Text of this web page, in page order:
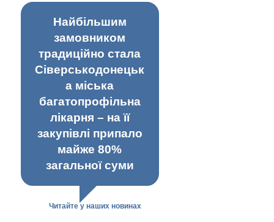
Найбільшим
замовником
традиційно стала
Сіверськодонецьк
а міська
багатопрофільна
лікарня – на її
закупівлі припало
майже 80%
загальної суми
Читайте у наших новинах